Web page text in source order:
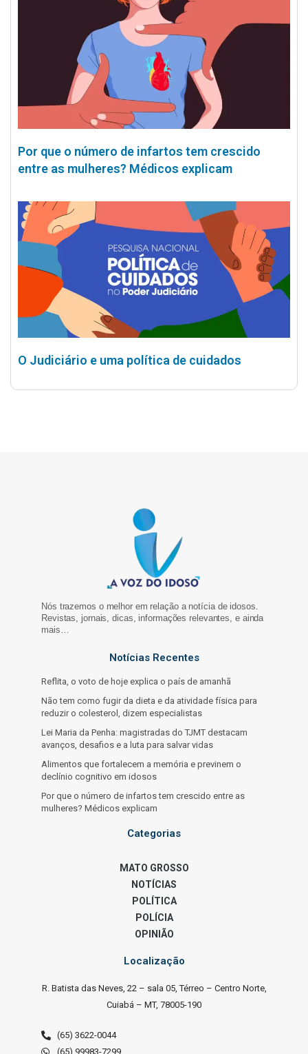
Por que o número de infartos tem crescido
entre as mulheres? Médicos explicam
O Judiciário e uma política de cuidados
Nós trazemos o melhor em relação a notícia de idosos.
Revistas, jornais, dicas, informações relevantes, e ainda
mais…
Notícias Recentes
Reflita, o voto de hoje explica o país de amanhã
Não tem como fugir da dieta e da atividade física para
reduzir o colesterol, dizem especialistas
Lei Maria da Penha: magistradas do TJMT destacam
avanços, desafios e a luta para salvar vidas
Alimentos que fortalecem a memória e previnem o
declínio cognitivo em idosos
Por que o número de infartos tem crescido entre as
mulheres? Médicos explicam
Categorias
MATO GROSSO
NOTÍCIAS
POLÍTICA
POLÍCIA
OPINIÃO
Localização
R. Batista das Neves, 22 – sala 05, Térreo – Centro Norte,
Cuiabá – MT, 78005-190
(65) 3622-0044
(65) 99983-7299